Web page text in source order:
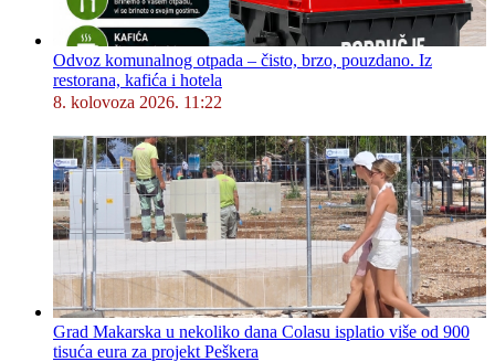
Odvoz komunalnog otpada – čisto, brzo, pouzdano. Iz
restorana, kafića i hotela
8. kolovoza 2026. 11:22
Grad Makarska u nekoliko dana Colasu isplatio više od 900
tisuća eura za projekt Peškera